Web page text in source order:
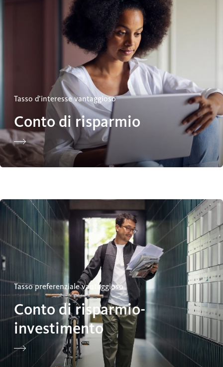
Conto di risparmio
Tasso d’interesse vantaggioso
Conto di risparmio
Conto di risparmio-investimento
Tasso preferenziale vantaggioso
Conto di risparmio-
investimento